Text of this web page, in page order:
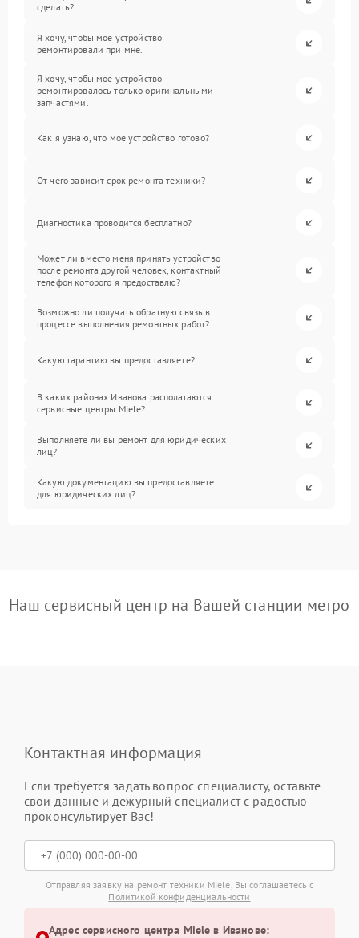
сделать?
Я хочу, чтобы мое устройство
ремонтировали при мне.
Я хочу, чтобы мое устройство
ремонтировалось только оригинальными
запчастями.
Как я узнаю, что мое устройство готово?
От чего зависит срок ремонта техники?
Диагностика проводится бесплатно?
Может ли вместо меня принять устройство
после ремонта другой человек, контактный
телефон которого я предоставлю?
Возможно ли получать обратную связь в
процессе выполнения ремонтных работ?
Какую гарантию вы предоставляете?
В каких районах Иванова располагаются
сервисные центры Miele?
Выполняете ли вы ремонт для юридических
лиц?
Какую документацию вы предоставляете
для юридических лиц?
Наш сервисный центр на Вашей станции метро
Контактная информация
Если требуется задать вопрос специалисту, оставьте
свои данные и дежурный специалист с радостью
проконсультирует Вас!
Отправляя заявку на ремонт техники Miele, Вы соглашаетесь с
Политикой конфиденциальности
Адрес сервисного центра Miele в Иванове: